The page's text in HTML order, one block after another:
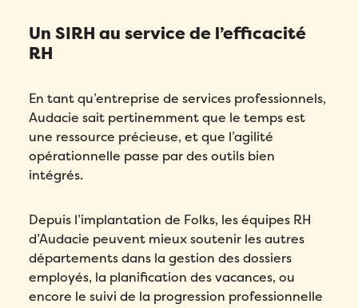
Un SIRH au service de l’efficacité
RH
En tant qu’entreprise de services professionnels,
Audacie sait pertinemment que le temps est
une ressource précieuse, et que l’agilité
opérationnelle passe par des outils bien
intégrés.
Depuis l’implantation de Folks, les équipes RH
d’Audacie peuvent mieux soutenir les autres
départements dans la gestion des dossiers
employés, la planification des vacances, ou
encore le suivi de la progression professionnelle